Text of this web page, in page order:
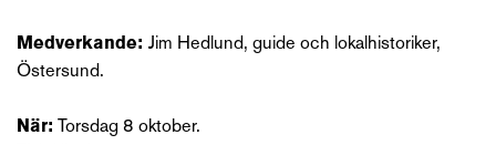
Medverkande: Jim Hedlund, guide och lokalhistoriker,
Östersund.
När: Torsdag 8 oktober.